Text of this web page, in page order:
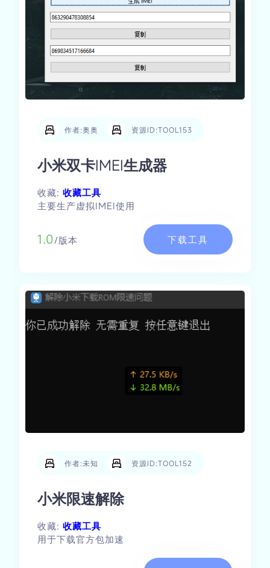
作者:奥奥 资源ID:TOOL153
小米双卡IMEI生成器
收藏:收藏工具
主要生产虚拟IMEI使用
1.0/版本 下载工具
作者:未知 资源ID:TOOL152
小米限速解除
收藏:收藏工具
用于下载官方包加速